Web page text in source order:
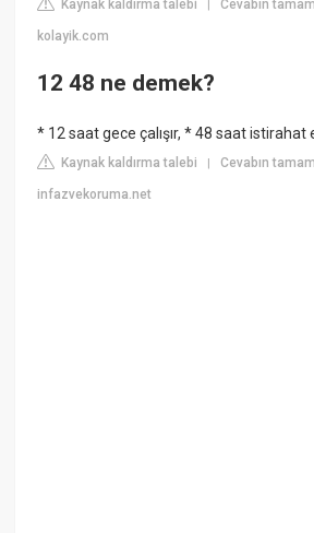
Kaynak kaldırma talebi |Cevabın
kolayik.com
12 48 ne demek?
* 12 saat gece çalışır, * 48 saat istirahat
Kaynak kaldırma talebi |Cevabın
infazvekoruma.net